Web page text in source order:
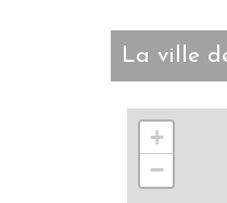
la ville
+
−